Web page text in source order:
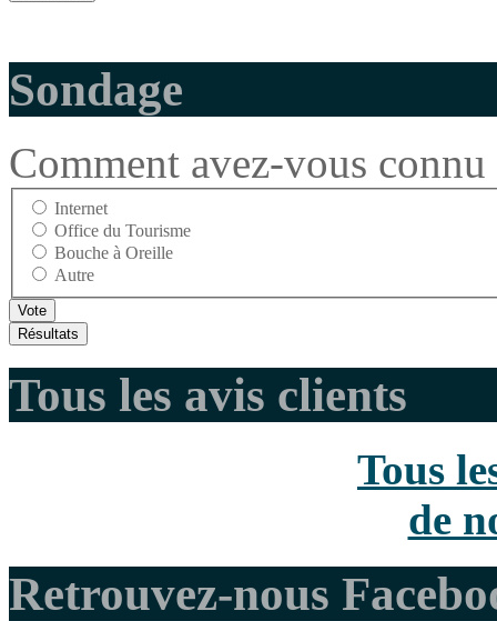
Sondage
Comment avez-vous
Internet
Office du Tourisme
Bouche à Oreille
Autre
Tous les avis clients
Tous
de
Retrouvez-nous